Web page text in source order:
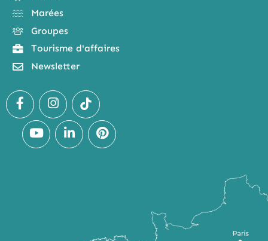
Marées
Groupes
Tourisme d'affaires
Newsletter